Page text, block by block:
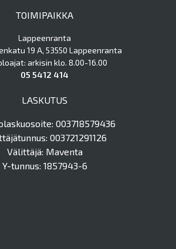
TOIMIPAIKKA
Lappeenranta
19 A, 53550 Lappeenranta
arkisin klo. 8.00-16.00
05 5412 414
LASKUTUS
003718579436
003721291126
Välittäjä: Maventa
Y-tunnus: 1857943-6